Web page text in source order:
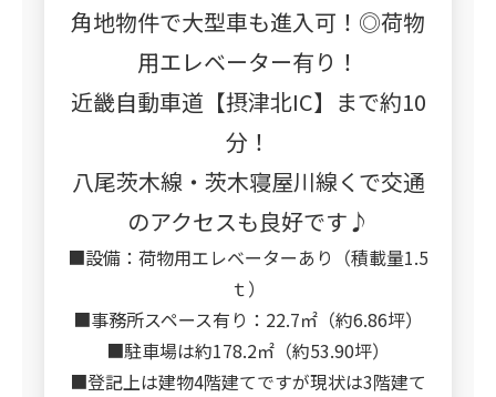
角地物件で大型車も進入可！◎荷物
用エレベーター有り！
近畿自動車道【摂津北IC】まで約10
分！
八尾茨木線・茨木寝屋川線くで交通
のアクセスも良好です♪
■設備：荷物用エレベーターあり（積載量1.5
ｔ）
■事務所スペース有り：22.7㎡（約6.86坪）
■駐車場は約178.2㎡（約53.90坪）
■登記上は建物4階建てですが現状は3階建て